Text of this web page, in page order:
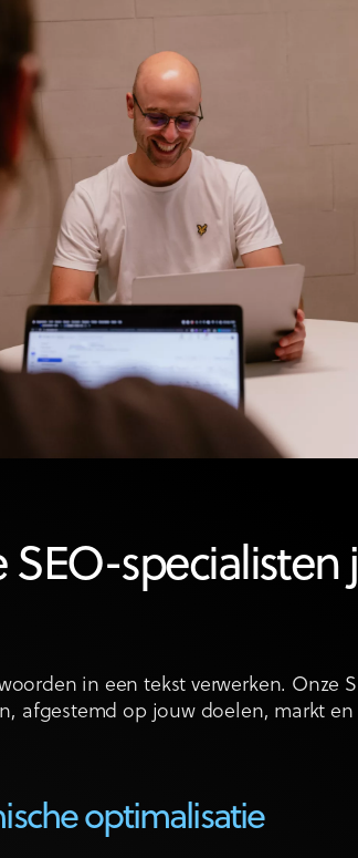
SEO-specialisten
in een tekst verwerken. Onze
afgestemd op jouw doelen, markt
optimalisatie